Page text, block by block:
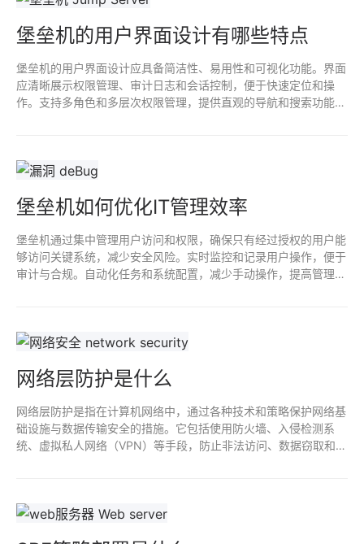
堡垒机的用户界面设计有哪些特点
堡垒机的用户界面设计应具备简洁性、易用性和可视化功能。界面
应清晰展示权限管理、审计日志和会话控制，便于快速定位和操
作。支持多角色和多层次权限管理，提供直观的导航和搜索功能。
堡垒机如何优化IT管理效率
堡垒机通过集中管理用户访问和权限，确保只有经过授权的用户能
够访问关键系统，减少安全风险。实时监控和记录用户操作，便于
审计与合规。自动化任务和系统配置，减少手动操作，提高管理效
网络层防护是什么
网络层防护是指在计算机网络中，通过各种技术和策略保护网络基
础设施与数据传输安全的措施。它包括使用防火墙、入侵检测系
统、虚拟私人网络（VPN）等手段，防止非法访问、数据窃取和网